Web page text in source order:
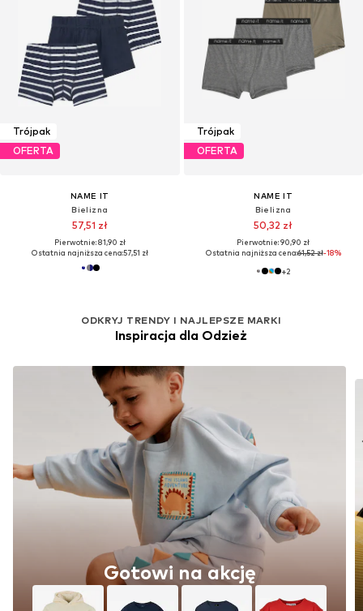
Trójpak
OFERTA
NAME IT
Bielizna
57,51 zł
Pierwotnie: 81,90 zł
Ostatnia najniższa cena:57,51 zł
ODKRYJ TRENDY I NAJLEPSZE MARKI
Inspiracja dla Odzież
Gotowi na akcję
Trójpak
OFERTA
NAME IT
Bielizna
50,32 zł
Pierwotnie: 90,90 zł
Ostatnia najniższa cena:61,52 zł-18%
+2